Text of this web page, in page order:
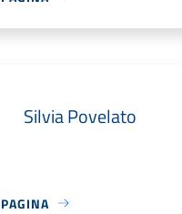
Silvia Povelato